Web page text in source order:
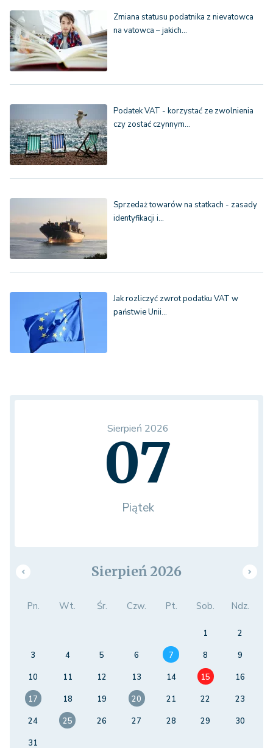
Zmiana statusu podatnika z nievatowca
na vatowca – jakich…
Podatek VAT - korzystać ze zwolnienia
czy zostać czynnym…
Sprzedaż towarów na statkach - zasady
identyfikacji i…
Jak rozliczyć zwrot podatku VAT w
państwie Unii…
Sierpień 2026
07
Piątek
Sierpień 2026
Pn. Wt. Śr. Czw. Pt. Sob. Ndz.
1
2
3
4 5 6 7 8
9
10
11 12 13 14 15
16
17
18 19 20 21 22
23
24
25 26 27 28 29
30
31